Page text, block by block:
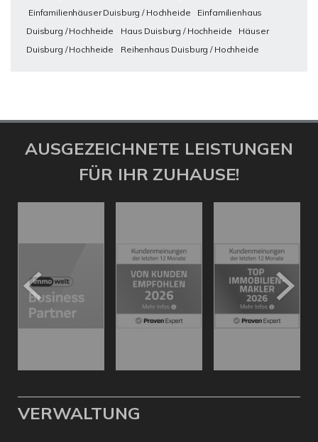
Einfamilienhäuser Duisburg / Hochheide
Einfamilienhaus
Duisburg / Hochheide
Haus Duisburg / Hochheide
Häuser
Duisburg / Hochheide
Reihenhaus Duisburg / Hochheide
AUSGEZEICHNETE LEISTUNGEN
FÜR IHR ZUHAUSE!
VERWALTUNG